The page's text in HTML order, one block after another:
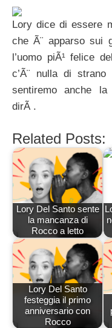
Lory dice di essere
che Ã¨ apparso sui
l’uomo piÃ¹ felice
c’Ã¨ nulla di
sentiremo anche
dirÃ .
Related Posts:
Lory Del Santo sente
la mancanza di
Rocco a letto
Lory Del Santo
festeggia il primo
anniversario con
Rocco